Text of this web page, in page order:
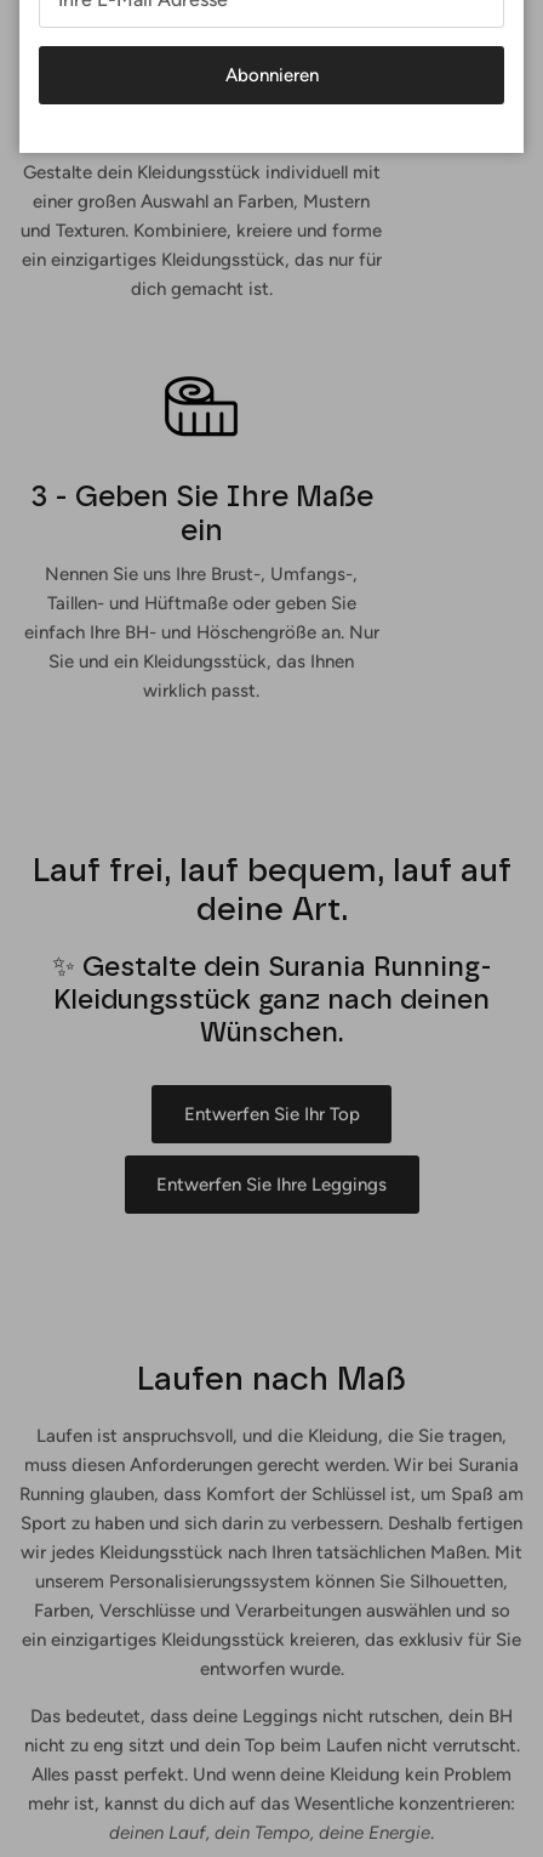
2 - Farbe und Stoff
Gestalte dein Kleidungsstück individuell mit
einer großen Auswahl an Farben, Mustern
und Texturen. Kombiniere, kreiere und forme
ein einzigartiges Kleidungsstück, das nur für
dich gemacht ist.
3 - Geben Sie Ihre Maße
ein
Nennen Sie uns Ihre Brust-, Umfangs-,
Taillen- und Hüftmaße oder geben Sie
einfach Ihre BH- und Höschengröße an. Nur
Sie und ein Kleidungsstück, das Ihnen
wirklich passt.
Lauf frei, lauf bequem, lauf auf
deine Art.
✨ Gestalte dein Surania Running-
Kleidungsstück ganz nach deinen
Wünschen.
Entwerfen Sie Ihr Top
Entwerfen Sie Ihre Leggings
Laufen nach Maß
Laufen ist anspruchsvoll, und die Kleidung, die Sie tragen,
muss diesen Anforderungen gerecht werden. Wir bei Surania
Running glauben, dass Komfort der Schlüssel ist, um Spaß am
Sport zu haben und sich darin zu verbessern. Deshalb fertigen
wir jedes Kleidungsstück nach Ihren tatsächlichen Maßen. Mit
unserem Personalisierungssystem können Sie Silhouetten,
Farben, Verschlüsse und Verarbeitungen auswählen und so
ein einzigartiges Kleidungsstück kreieren, das exklusiv für Sie
entworfen wurde.
Das bedeutet, dass deine Leggings nicht rutschen, dein BH
nicht zu eng sitzt und dein Top beim Laufen nicht verrutscht.
Alles passt perfekt. Und wenn deine Kleidung kein Problem
mehr ist, kannst du dich auf das Wesentliche konzentrieren:
deinen Lauf, dein Tempo, deine Energie.
Abonnieren